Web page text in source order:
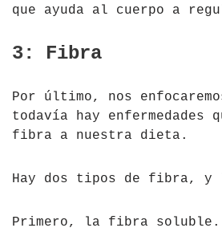
que ayuda al cuerpo a
3: Fibra
Por último, nos
todavía hay enfermedades
fibra a nuestra dieta.
Hay dos tipos de fibra, y
Primero, la fibra soluble.